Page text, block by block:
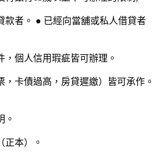
款者。 ● 已經向當舖或私人借貸者
，個人信用瑕疵皆可辦理。
，卡債過高，房貸遲繳）皆可承作。
。
正本）。